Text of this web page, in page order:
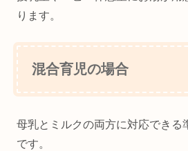
ります。
混合育児の場合
母乳とミルクの両方に対応できる
です。